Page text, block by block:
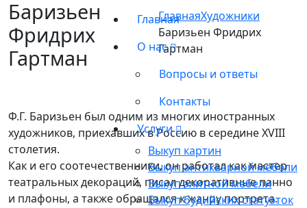
Главная
О нас
Вопросы и ответы
Контакты
Услуги
Выкуп картин
Выкуп антикварной мебели
Выкуп элитной мебели
Выкуп будийских статуэток
Баризьен
Фридрих
Гартман
ГлавнаяХудожники
Баризьен Фридрих
Гартман
Ф.Г. Баризьен был одним из многих иностранных
художников, приехавших в Россию в середине XVIII
столетия.
Как и его соотечественники, он работал как мастер
театральных декораций, писал декоративные панно
и плафоны, а также обращался к жанру портрета.